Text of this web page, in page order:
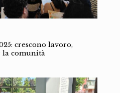
crescono lavoro,
la comunità